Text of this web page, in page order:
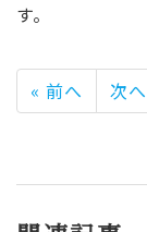
す。
« 前へ 次